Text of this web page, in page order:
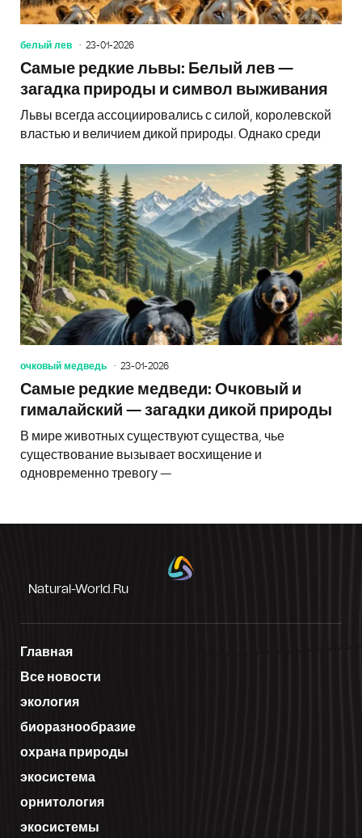
белый лев 23-01-2026
Самые редкие львы: Белый лев —
загадка природы и символ выживания
Львы всегда ассоциировались с силой, королевской
властью и величием дикой природы. Однако среди
очковый медведь 23-01-2026
Самые редкие медведи: Очковый и
гималайский — загадки дикой природы
В мире животных существуют существа, чье
существование вызывает восхищение и
одновременно тревогу —
Natural-World.ru
Главная
Все новости
экология
биоразнообразие
охрана природы
экосистема
орнитология
экосистемы